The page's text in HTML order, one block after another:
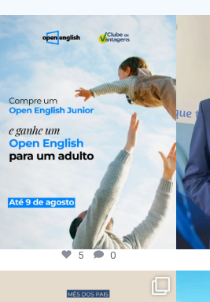
5 0